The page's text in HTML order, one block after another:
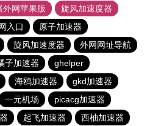
外网苹果版
旋风加速度器
入口
原子加速器
旋风加速度器
外网网址导航
子加速器
ghelper
海鸥加速器
gkd加速器
一元机场
picacg加速器
起飞加速器
西柚加速器